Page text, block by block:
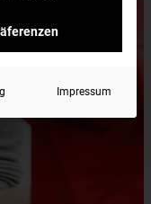
Impressum